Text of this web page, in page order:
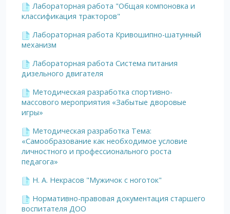
Лабораторная работа "Общая компоновка и
классификация тракторов"
Лабораторная работа Кривошипно-шатунный
механизм
Лабораторная работа Система питания
дизельного двигателя
Методическая разработка спортивно-
массового мероприятия «Забытые дворовые
игры»
Методическая разработка Тема:
«Самообразование как необходимое условие
личностного и профессионального роста
педагога»
Н. А. Некрасов "Мужичок с ноготок"
Нормативно-правовая документация старшего
воспитателя ДОО